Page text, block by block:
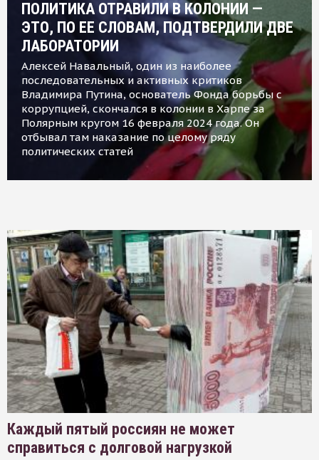
ПОЛИТИКА ОТРАВИЛИ В КОЛОНИИ —
ЭТО, ПО ЕЕ СЛОВАМ, ПОДТВЕРДИЛИ ДВЕ
ЛАБОРАТОРИИ
Алексей Навальный, один из наиболее
последовательных и активных критиков
Владимира Путина, основатель Фонда борьбы с
коррупцией, скончался в колонии в Харпе за
Полярным кругом 16 февраля 2024 года. Он
отбывал там наказание по целому ряду
политических статей
Каждый пятый россиян не может
справиться с долговой нагрузкой